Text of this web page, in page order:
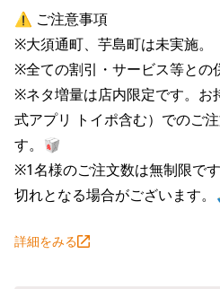
⚠️ ご注意事項
※大須通町、芋島町は未実施。
※全ての割引・サービス等との
※ネタ増量は店内限定です。お
式アプリ トイポ含む）でのご
す。🥡
※1名様のご注文数は無制限で
切れとなる場合がございます
詳細をみる